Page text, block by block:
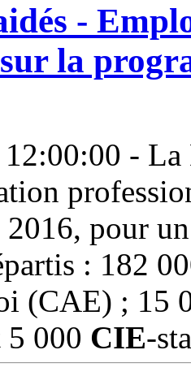
-
la
-
pour
: 182
(CAE) ; 15
000 CIE-